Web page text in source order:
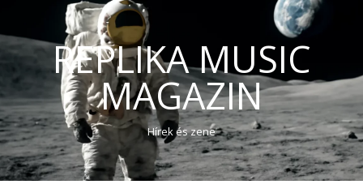
REPLIKA MUSIC
MAGAZIN
Hírek és zene